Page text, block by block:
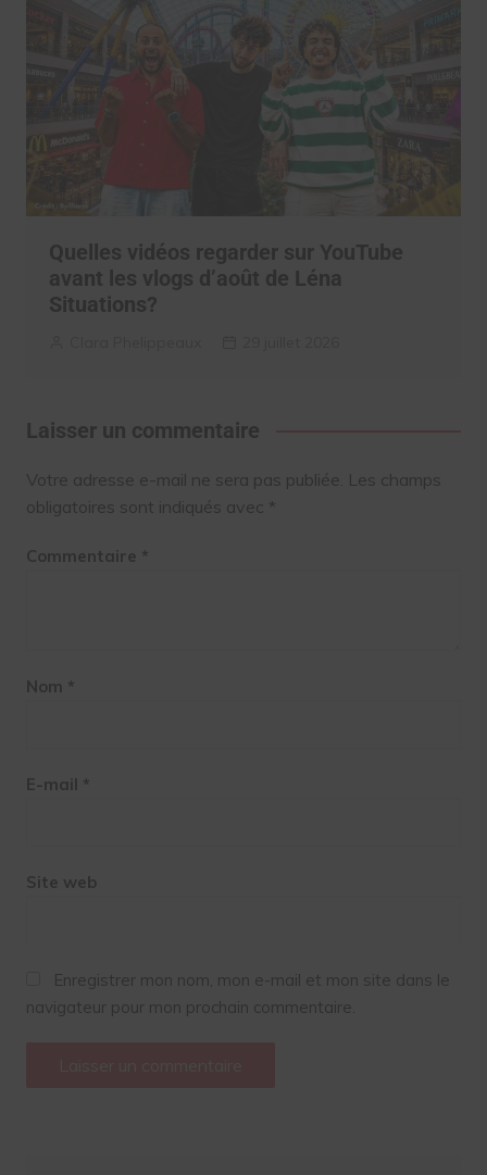
Quelles vidéos regarder sur YouTube
avant les vlogs d’août de Léna
Situations?
Laisser un commentaire
Votre adresse e-mail ne sera pas publiée. Les champs
obligatoires sont indiqués avec *
Commentaire *
Nom *
E-mail *
Site web
Enregistrer mon nom, mon e-mail et mon site dans le
navigateur pour mon prochain commentaire.